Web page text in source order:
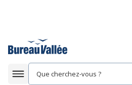
Afficher la navigation